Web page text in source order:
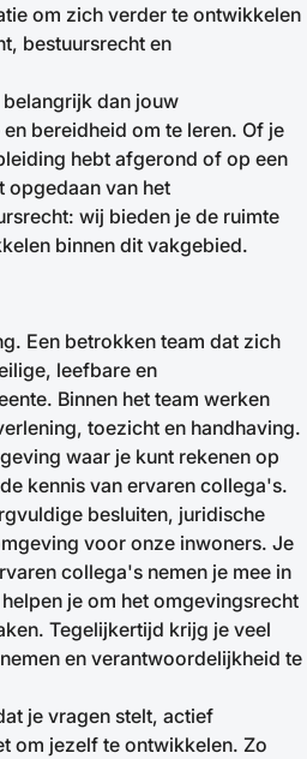
om zich verder te ontwikkelen
bestuursrecht en
dan jouw
bereidheid om te leren. Of je
hebt afgerond of op een
opgedaan van het
wij bieden je de ruimte
binnen dit vakgebied.
Een betrokken team dat zich
leefbare en
Binnen het team werken
toezicht en handhaving.
waar je kunt rekenen op
kennis van ervaren collega's.
besluiten, juridische
voor onze inwoners. Je
collega's nemen je mee in
je om het omgevingsrecht
Tegelijkertijd krijg je veel
en verantwoordelijkheid te
je vragen stelt, actief
om jezelf te ontwikkelen. Zo